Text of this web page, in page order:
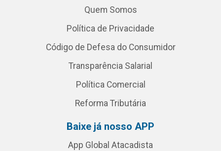
Quem Somos
Política de Privacidade
Código de Defesa do Consumidor
Transparência Salarial
Política Comercial
Reforma Tributária
Baixe já nosso APP
App Global Atacadista